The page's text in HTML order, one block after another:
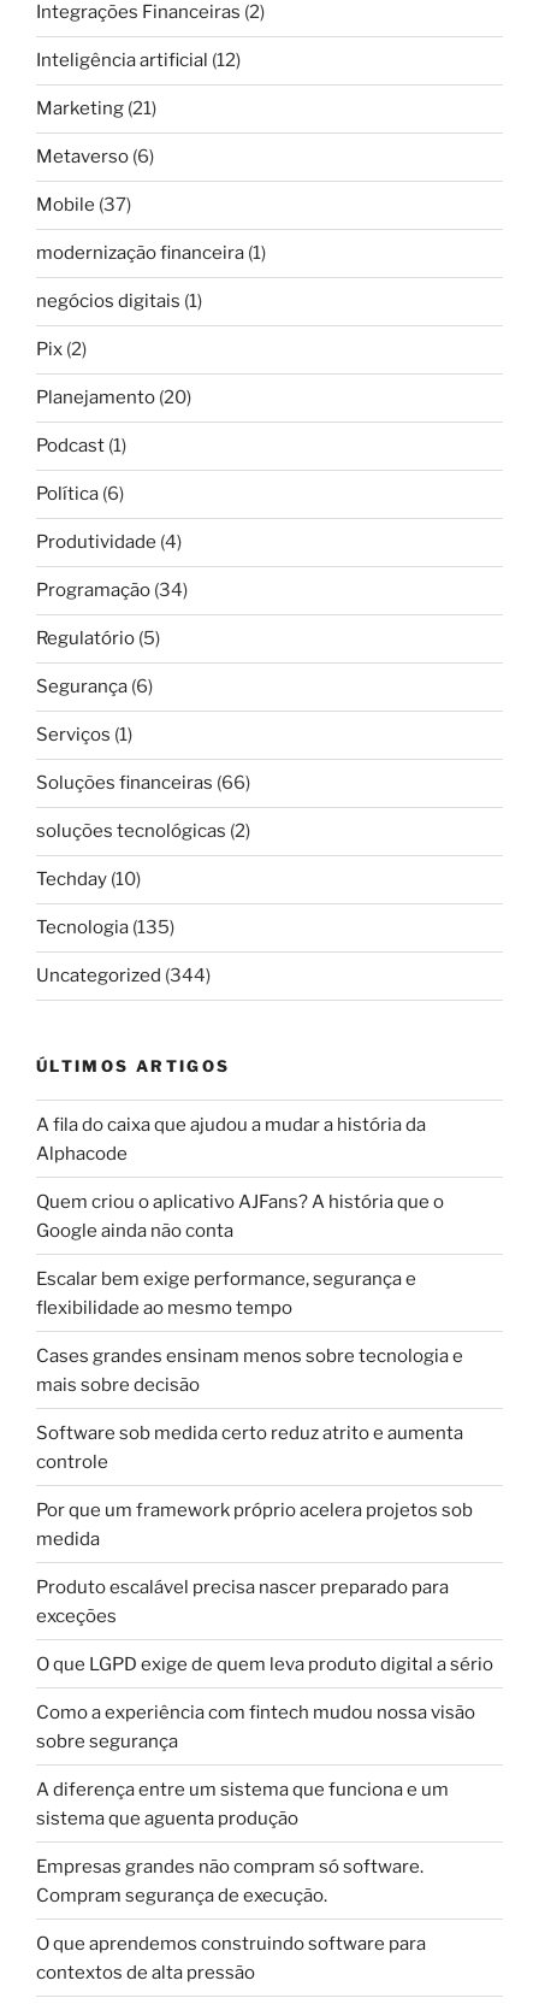
Integrações Financeiras (2)
Inteligência artificial (12)
Marketing (21)
Metaverso (6)
Mobile (37)
modernização financeira (1)
negócios digitais (1)
Pix (2)
Planejamento (20)
Podcast (1)
Política (6)
Produtividade (4)
Programação (34)
Regulatório (5)
Segurança (6)
Serviços (1)
Soluções financeiras (66)
soluções tecnológicas (2)
Techday (10)
Tecnologia (135)
Uncategorized (344)
ÚLTIMOS ARTIGOS
A fila do caixa que ajudou a mudar a história da
Alphacode
Quem criou o aplicativo AJFans? A história que o
Google ainda não conta
Escalar bem exige performance, segurança e
flexibilidade ao mesmo tempo
Cases grandes ensinam menos sobre tecnologia e
mais sobre decisão
Software sob medida certo reduz atrito e aumenta
controle
Por que um framework próprio acelera projetos sob
medida
Produto escalável precisa nascer preparado para
exceções
O que LGPD exige de quem leva produto digital a sério
Como a experiência com fintech mudou nossa visão
sobre segurança
A diferença entre um sistema que funciona e um
sistema que aguenta produção
Empresas grandes não compram só software.
Compram segurança de execução.
O que aprendemos construindo software para
contextos de alta pressão